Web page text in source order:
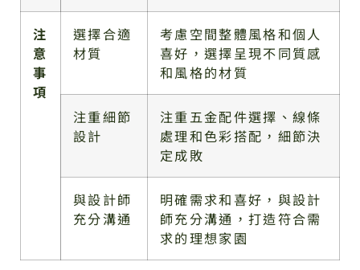
注
意
事
項
選擇合適
材質
考慮空間整體風格和個人
喜好，選擇呈現不同質感
和風格的材質
注重細節
設計
注重五金配件選擇、線條
處理和色彩搭配，細節決
定成敗
與設計師
充分溝通
明確需求和喜好，與設計
師充分溝通，打造符合需
求的理想家園